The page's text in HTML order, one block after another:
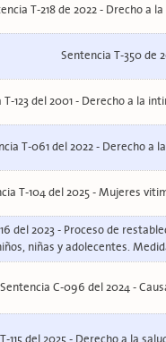
T-218 de 2022 - Drecho a
Sentencia T-350 de
T-123 del 2001 - Derecho a la
T-061 del 2022 - Derecho a
T-104 del 2025 - Mujeres
del 2023 - Proceso de
niñas y adolecentes.
Sentencia C-096 del 2024 -
115 del 2025 - Derecho a la